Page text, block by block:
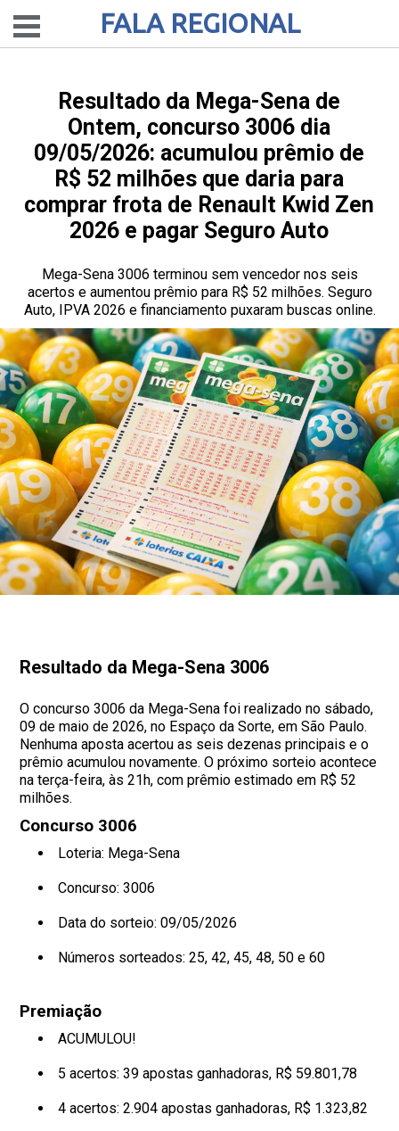
FALA REGIONAL
Resultado da Mega-Sena de
Ontem, concurso 3006 dia
09/05/2026: acumulou prêmio de
R$ 52 milhões que daria para
comprar frota de Renault Kwid Zen
2026 e pagar Seguro Auto
Mega-Sena 3006 terminou sem vencedor nos seis
acertos e aumentou prêmio para R$ 52 milhões. Seguro
Auto, IPVA 2026 e financiamento puxaram buscas online.
Resultado da Mega-Sena 3006
O concurso 3006 da Mega-Sena foi realizado no sábado,
09 de maio de 2026, no Espaço da Sorte, em São Paulo.
Nenhuma aposta acertou as seis dezenas principais e o
prêmio acumulou novamente. O próximo sorteio acontece
na terça-feira, às 21h, com prêmio estimado em R$ 52
milhões.
Concurso 3006
Loteria: Mega-Sena
Concurso: 3006
Data do sorteio: 09/05/2026
Números sorteados: 25, 42, 45, 48, 50 e 60
Premiação
ACUMULOU!
5 acertos: 39 apostas ganhadoras, R$ 59.801,78
4 acertos: 2.904 apostas ganhadoras, R$ 1.323,82